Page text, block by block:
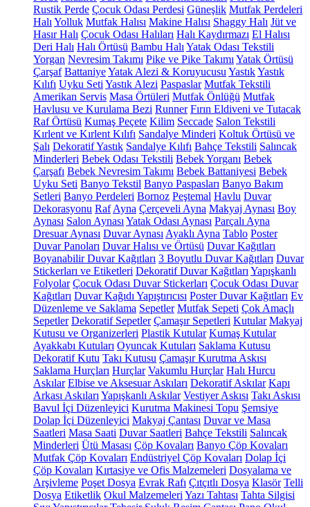
Rustik Perde Çocuk Odası Perdesi Güneşlik Mutfak Perdeleri
Halı Yolluk Mutfak Halısı Makine Halısı Shaggy Halı Jüt ve
Hasır Halı Çocuk Odası Halıları Halı Kaydırmazı El Halısı
Deri Halı Halı Örtüsü Bambu Halı Yatak Odası Tekstili
Yorgan Nevresim Takımı Pike ve Pike Takımı Yatak Örtüsü
Çarşaf BattaniyeYatak Alezi & Koruyucusu YastıkYastık
Kılıfı Uyku Seti Yastık Alezi Paspaslar Mutfak Tekstili
Amerikan Servis Masa Örtüleri Mutfak Önlüğü Mutfak
Havlusu ve Kurulama Bezi Runner Fırın Eldiveni ve Tutacak
Raf Örtüsü Kumaş Peçete Kilim Seccade Salon Tekstili
Kırlent ve Kırlent Kılıfı Sandalye Minderi Koltuk Örtüsü ve
Şalı Dekoratif Yastık Sandalye Kılıfı Bahçe Tekstili Salıncak
Minderleri Bebek Odası Tekstili Bebek Yorganı Bebek
Çarşafı Bebek Nevresim Takımı Bebek Battaniyesi Bebek
Uyku Seti Banyo Tekstil Banyo Paspasları Banyo Bakım
Setleri Banyo Perdeleri Bornoz Peştemal Havlu Duvar
Dekorasyonu Raf Ayna Çerçeveli Ayna Makyaj Aynası Boy
Aynası Salon Aynası Yatak Odası Aynası Parçalı Ayna
Dresuar Aynası Duvar Aynası Ayaklı Ayna Tablo Poster
Duvar Panoları Duvar Halısı ve Örtüsü Duvar Kağıtları
Boyanabilir Duvar Kağıtları 3 Boyutlu Duvar Kağıtları Duvar
Stickerları ve Etiketleri Dekoratif Duvar Kağıtları Yapışkanlı
Folyolar Çocuk Odası Duvar Stickerları Çocuk Odası Duvar
Kağıtları Duvar Kağıdı Yapıştırıcısı Poster Duvar Kağıtları Ev
Düzenleme ve Saklama Sepetler Mutfak Sepeti Çok Amaçlı
Sepetler Dekoratif Sepetler Çamaşır Sepetleri Kutular Makyaj
Kutusu ve Organizerleri Plastik Kutular Kumaş Kutular
Ayakkabı Kutuları Oyuncak Kutuları Saklama Kutusu
Dekoratif Kutu Takı Kutusu Çamaşır Kurutma Askısı
Saklama Hurçları Hurçlar Vakumlu Hurçlar Halı Hurcu
Askılar Elbise ve Aksesuar Askıları Dekoratif Askılar Kapı
Arkası Askıları Yapışkanlı Askılar Vestiyer Askısı Takı Askısı
Bavul İçi Düzenleyici Kurutma Makinesi Topu Şemsiye
Dolap İçi Düzenleyici Makyaj Çantası Duvar ve Masa
Saatleri Masa Saati Duvar Saatleri Bahçe Tekstili Salıncak
Minderleri Ütü Masası Çöp Kovaları Banyo Çöp Kovaları
Mutfak Çöp Kovaları Endüstriyel Çöp Kovaları Dolap İçi
Çöp Kovaları Kırtasiye ve Ofis Malzemeleri Dosyalama ve
Arşivleme Poşet Dosya Evrak Rafı Çıtçıtlı Dosya Klasör Telli
Dosya Etiketlik Okul Malzemeleri Yazı Tahtası Tahta Silgisi